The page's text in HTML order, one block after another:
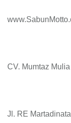
CV. Mumtaz Mulia
Jl. RE